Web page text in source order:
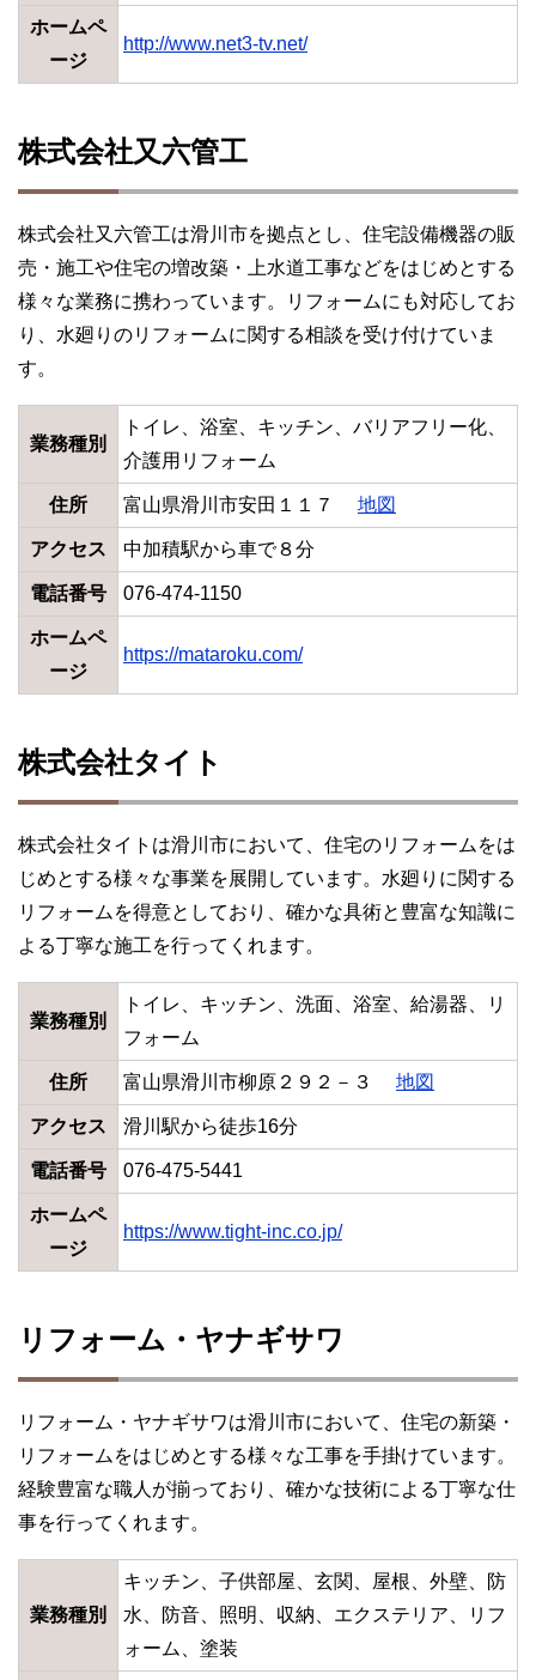
ホームペ
ージ
http://www.net3-tv.net/
株式会社又六管工
株式会社又六管工は滑川市を拠点とし、住宅設備機器の販
売・施工や住宅の増改築・上水道工事などをはじめとする
様々な業務に携わっています。リフォームにも対応してお
り、水廻りのリフォームに関する相談を受け付けていま
す。
業務種別
トイレ、浴室、キッチン、バリアフリー化、
介護用リフォーム
住所 富山県滑川市安田１１７ 地図
アクセス 中加積駅から車で８分
電話番号 076-474-1150
ホームペ
ージ
https://mataroku.com/
株式会社タイト
株式会社タイトは滑川市において、住宅のリフォームをは
じめとする様々な事業を展開しています。水廻りに関する
リフォームを得意としており、確かな具術と豊富な知識に
よる丁寧な施工を行ってくれます。
業務種別
トイレ、キッチン、洗面、浴室、給湯器、リ
フォーム
住所 富山県滑川市柳原２９２－３ 地図
アクセス 滑川駅から徒歩16分
電話番号 076-475-5441
ホームペ
ージ
https://www.tight-inc.co.jp/
リフォーム・ヤナギサワ
リフォーム・ヤナギサワは滑川市において、住宅の新築・
リフォームをはじめとする様々な工事を手掛けています。
経験豊富な職人が揃っており、確かな技術による丁寧な仕
事を行ってくれます。
業務種別
キッチン、子供部屋、玄関、屋根、外壁、防
水、防音、照明、収納、エクステリア、リフ
ォーム、塗装